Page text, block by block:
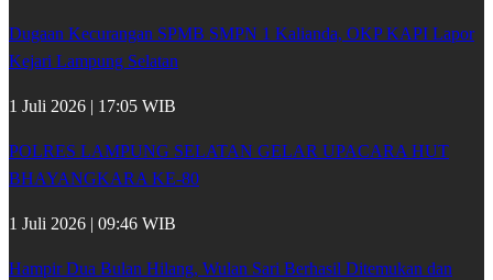
Dugaan Kecurangan SPMB SMPN 1 Kalianda, OKP KAPI Lapor
Kejari Lampung Selatan
1 Juli 2026 | 17:05 WIB
POLRES LAMPUNG SELATAN GELAR UPACARA HUT
BHAYANGKARA KE-80
1 Juli 2026 | 09:46 WIB
Hampir Dua Bulan Hilang, Wulan Sari Berhasil Ditemukan dan